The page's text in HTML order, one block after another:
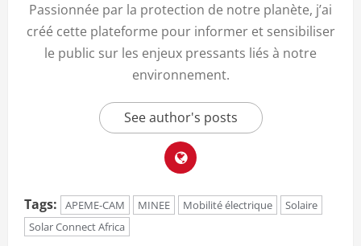
Passionnée par la protection de notre planète, j’ai
créé cette plateforme pour informer et sensibiliser
le public sur les enjeux pressants liés à notre
environnement.
See author's posts
Tags: APEME-CAM MINEE Mobilité électrique
Solaire
Solar Connect Africa